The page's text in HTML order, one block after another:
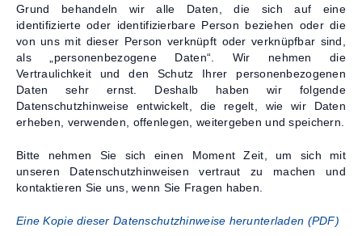
Grund behandeln wir alle Daten, die sich auf eine
identifizierte oder identifizierbare Person beziehen oder die
von uns mit dieser Person verknüpft oder verknüpfbar sind,
als „personenbezogene Daten“. Wir nehmen die
Vertraulichkeit und den Schutz Ihrer personenbezogenen
Daten sehr ernst. Deshalb haben wir folgende
Datenschutzhinweise entwickelt, die regelt, wie wir Daten
erheben, verwenden, offenlegen, weitergeben und speichern.
Bitte nehmen Sie sich einen Moment Zeit, um sich mit
unseren Datenschutzhinweisen vertraut zu machen und
kontaktieren Sie uns, wenn Sie Fragen haben.
Eine Kopie dieser Datenschutzhinweise herunterladen (PDF)